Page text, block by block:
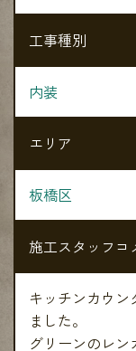
工事種別
内装
エリア
板橋区
施工スタッフコ
キッチンカウン
ました。
グリーンのレ